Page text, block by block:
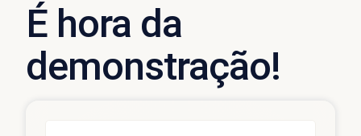
É hora da
demonstração!